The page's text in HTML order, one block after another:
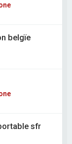
belgïe
sfr